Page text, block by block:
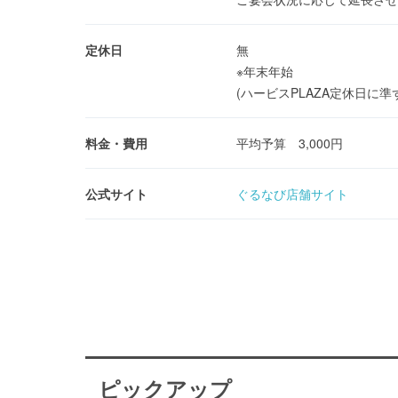
定休日
無
※年末年始
(ハービスPLAZA定休日に準
料金・費用 平均予算 3,000円
公式サイト ぐるなび店舗サイト
ピックアップ